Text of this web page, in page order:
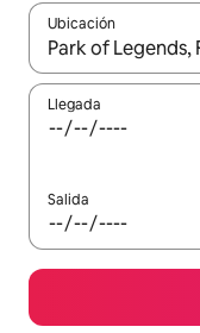
Ubicación
Cuando los
Llegada
Salida